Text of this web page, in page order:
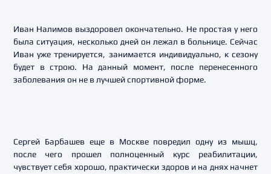
Иван Налимов выздоровел окончательно. Не простая у него
была ситуация, несколько дней он лежал в больнице. Сейчас
Иван уже тренируется, занимается индивидуально, к сезону
будет в строю. На данный момент, после перенесенного
заболевания он не в лучшей спортивной форме.
Сергей Барбашев еще в Москве повредил одну из мышц,
после чего прошел полноценный курс реабилитации,
чувствует себя хорошо, практически здоров и на днях начнет